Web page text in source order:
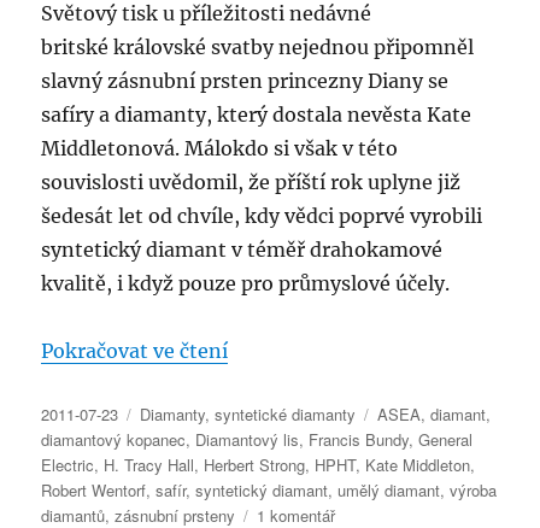
Světový tisk u příležitosti nedávné
britské královské svatby nejednou připomněl
slavný zásnubní prsten princezny Diany se
safíry a diamanty, který dostala nevěsta Kate
Middletonová. Málokdo si však v této
souvislosti uvědomil, že příští rok uplyne již
šedesát let od chvíle, kdy vědci poprvé vyrobili
syntetický diamant v téměř drahokamové
kvalitě, i když pouze pro průmyslové účely.
Pokračovat ve čtení„Syntetické diamanty“
Publikováno:
2011-07-23 Rubriky:
Diamanty,syntetické diamanty Štítky:
ASEA,diamant,
diamantový kopanec, Diamantový lis, Francis Bundy,General
Electric, H. Tracy Hall, Herbert Strong, HPHT, Kate Middleton,
Robert Wentorf,safír,syntetický diamant, umělý diamant,výroba
diamantů,zásnubní prsteny 1 komentářu